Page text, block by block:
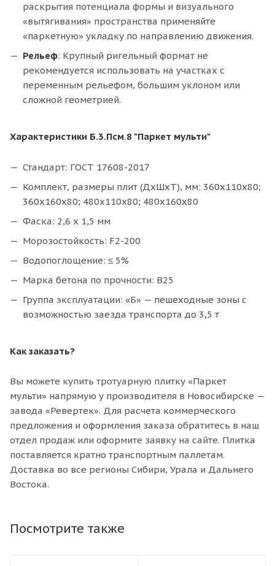
раскрытия потенциала формы и визуального
«вытягивания» пространства применяйте
«паркетную» укладку по направлению движения.
Рельеф: Крупный ригельный формат не
рекомендуется использовать на участках с
переменным рельефом, большим уклоном или
сложной геометрией.
Характеристики Б.3.Псм.8 "Паркет мульти"
Стандарт: ГОСТ 17608-2017
Комплект, размеры плит (ДхШхТ), мм: 360x110x80;
360x160x80; 480x110x80; 480x160x80
Фаска: 2,6 х 1,5 мм
Морозостойкость: F2-200
Водопоглощение: ≤ 5%
Марка бетона по прочности: В25
Группа эксплуатации: «Б» — пешеходные зоны с
возможностью заезда транспорта до 3,5 т
Как заказать?
Вы можете купить тротуарную плитку «Паркет
мульти» напрямую у производителя в Новосибирске —
завода «Ревертек». Для расчета коммерческого
предложения и оформления заказа обратитесь в наш
отдел продаж или оформите заявку на сайте. Плитка
поставляется кратно транспортным паллетам.
Доставка во все регионы Сибири, Урала и Дальнего
Востока.
Посмотрите также